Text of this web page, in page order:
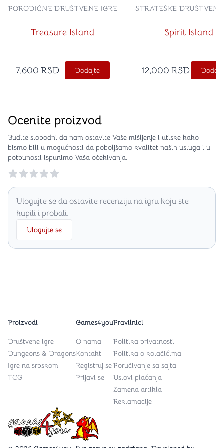
Treasure Island
PORODIČNE DRUŠTVENE IGRE
7,600 RSD Dodajte
Spirit Island
STRATEŠKE
12,000 RSD
Ocenite proizvod
Budite slobodni da nam ostavite Vaše mišljenje i utiske kako
bismo bili u mogućnosti da poboljšamo kvalitet naših usluga i u
potpunosti ispunimo Vaša očekivanja.
Reviews
Ulogujte se da ostavite recenziju na igru koju ste
kupili i probali.
Ulogujte se
Games4you logo
Proizvodi
Društvene igre
Dungeons & Dragons
Igre na srpskom
TCG
Games4you
O nama
Kontakt
Registruj se
Prijavi se
Pravilnici
Politika privatnosti
Politika o kolačićima
Poručivanje sa sajta
Uslovi plaćanja
Zamena artikla
Reklamacije